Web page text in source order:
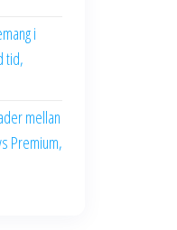
i
tid,
mellan
Premium,